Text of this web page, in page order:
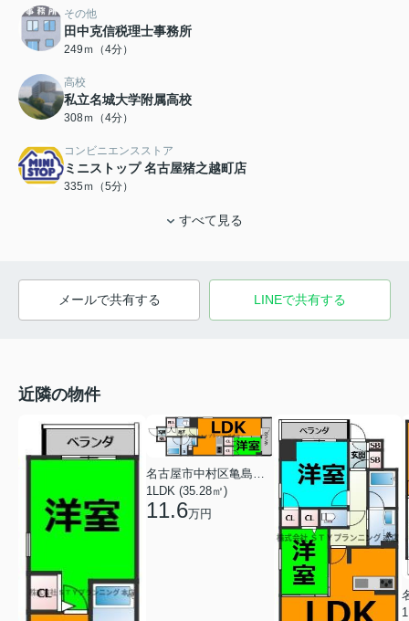
その他
田中克信税理士事務所
249ｍ（4分）
高校
私立名城大学附属高校
308ｍ（4分）
コンビニエンスストア
ミニストップ 名古屋猪之越町店
335ｍ（5分）
すべて見る
メールで共有する LINEで共有する
近隣の物件
名古屋市中村区亀島１丁目
1LDK (35.28㎡)
11.6万円